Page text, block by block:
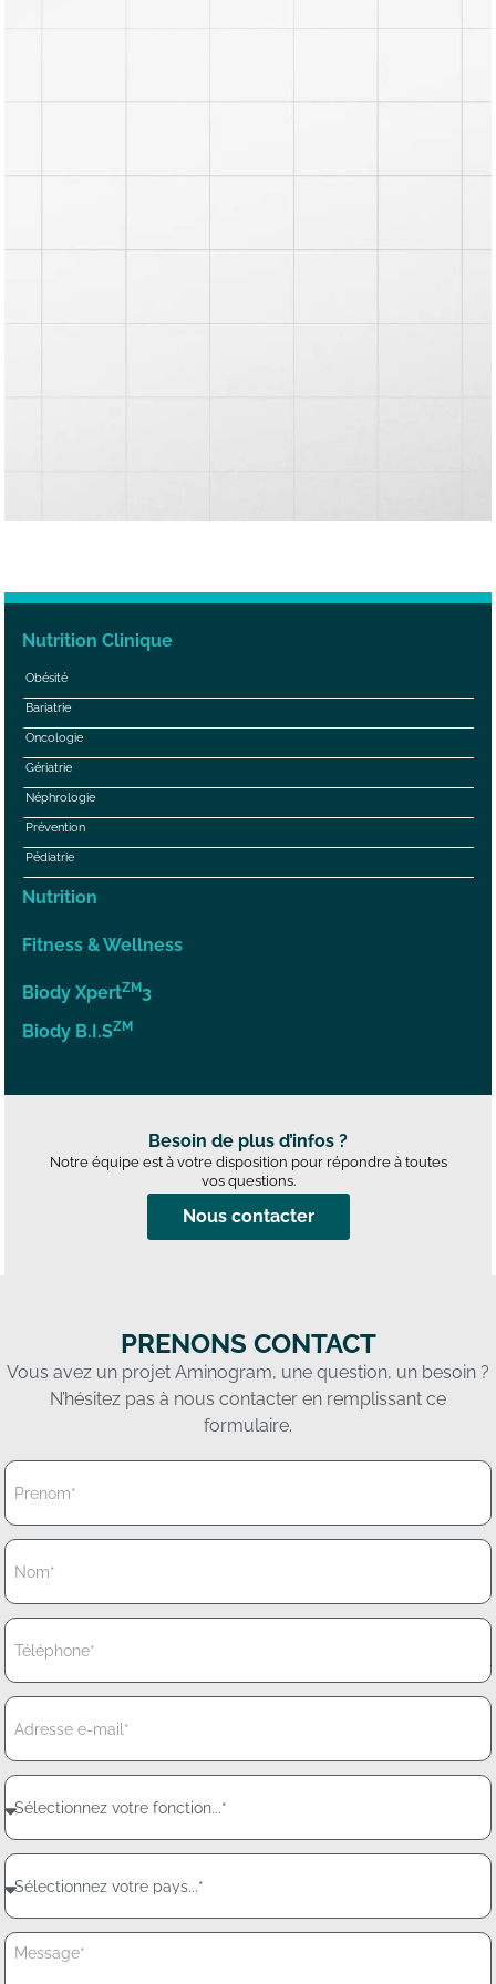
Nutrition Clinique
Obésité
Bariatrie
Oncologie
Gériatrie
Néphrologie
Prévention
Pédiatrie
Nutrition
Fitness & Wellness
Biody XpertZM 3
Biody B.I.SZM
Besoin de plus d’infos ?
Notre équipe est à votre disposition pour répondre à toutes
vos questions.
Nous contacter
PRENONS CONTACT
Vous avez un projet Aminogram, une question, un besoin ?
N’hésitez pas à nous contacter en remplissant ce
formulaire.